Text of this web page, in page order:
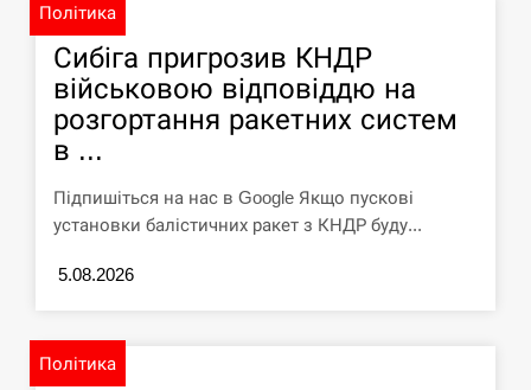
11:53
Под огнем “Эпицентр”, ROZETKA и
“Новая почта”: что известно об…
СЕРПЕНЬ
У зоопарку Токіо через спеку загинули
три левиці
Політика
Сибіга пригрозив КНДР
військовою відповіддю на
розгортання ракетних систем
в ...
Підпишіться на нас в Google Якщо пускові
установки балістичних ракет з КНДР буду...
5.08.2026
Політика